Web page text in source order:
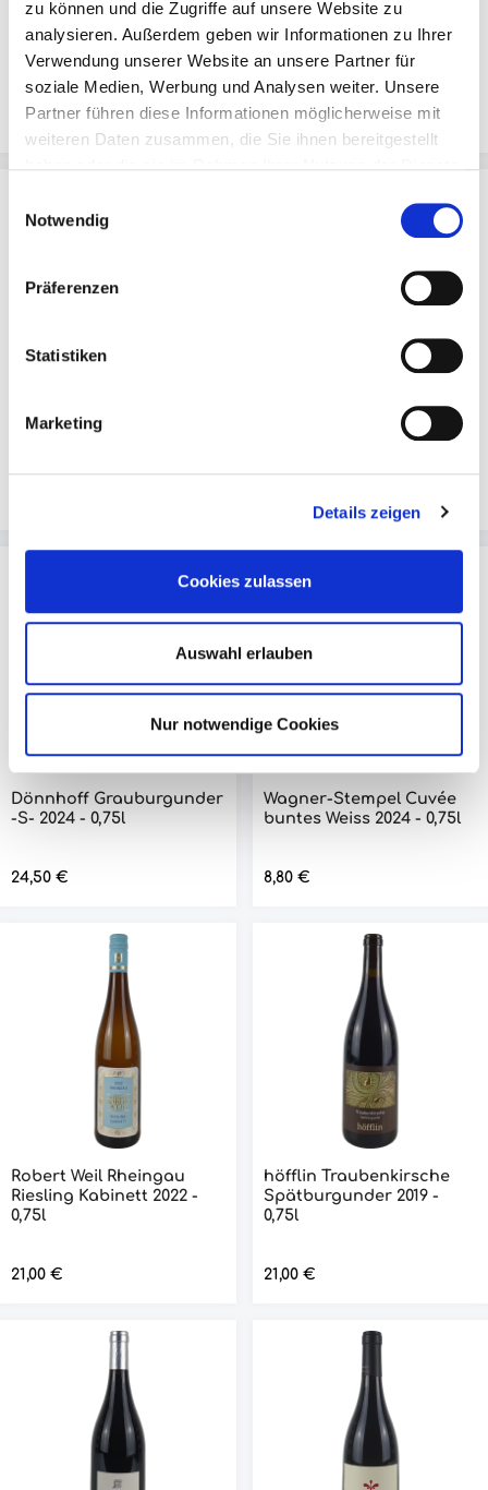
zu können und die Zugriffe auf unsere Website zu
analysieren. Außerdem geben wir Informationen zu Ihrer
Verwendung unserer Website an unsere Partner für
soziale Medien, Werbung und Analysen weiter. Unsere
Partner führen diese Informationen möglicherweise mit
weiteren Daten zusammen, die Sie ihnen bereitgestellt
Notwendig
Präferenzen
Statistiken
Marketing
Details zeigen
Cookies zulassen
Auswahl erlauben
Nur notwendige Cookies
Wagner-Stempel
Heerkretz Riesling
Auslese 2017 - 0,5l
Regulärer Preis:
34,00 €
Pormenor Trilho Tinto
DOC Douro 2021 - 0,75l
Regulärer Preis:
29,00 €
Chateau Musar Red 2000
Dönnhoff Grauburgunder
-S- 2024 - 0,75l
Regulärer Preis:
24,50 €
Wagner-Stempel Cuvée
buntes Weiss 2024 - 0,75l
Regulärer Preis:
8,80 €
Robert Weil Rheingau
Riesling Kabinett 2022 -
0,75l
Regulärer Preis:
21,00 €
höfflin Traubenkirsche
Spätburgunder 2019 -
0,75l
Regulärer Preis:
21,00 €